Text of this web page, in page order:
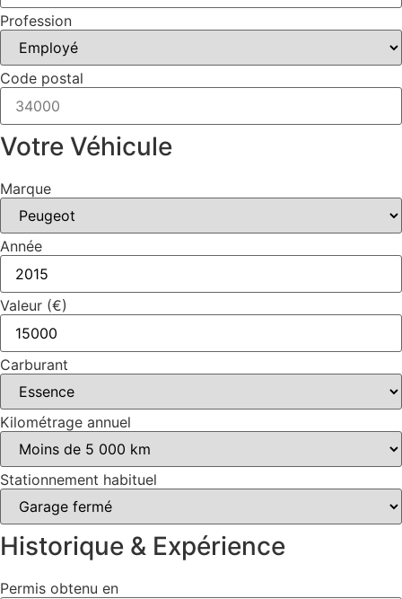
Profession
Code postal
Votre Véhicule
Marque
Année
Valeur (€)
Carburant
Kilométrage annuel
Stationnement habituel
Historique & Expérience
Permis obtenu en